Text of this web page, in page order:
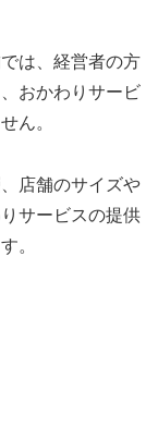
は、経営者の方
おかわりサービ
ん。
店舗のサイズや
サービスの提供
。